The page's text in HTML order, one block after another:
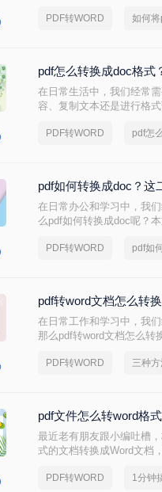
PDF转WORD
pdf怎么转换成doc格式
在日常生活中，我们经常
容、复制文本还是进行格
PDF转WORD pdf怎
pdf如何转换成doc？这
在日常办公和学习中，我
么pdf如何转换成doc呢？
PDF转WORD pdf如
pdf转word文档怎么转
在日常工作和学习中，我
那么pdf转word文档怎么转
PDF转WORD 三种
pdf文件怎么转word格
最近老有朋友跟小编吐槽
式的文档转换成Word文档
件当然是有的，就看你有
PDF转WORD